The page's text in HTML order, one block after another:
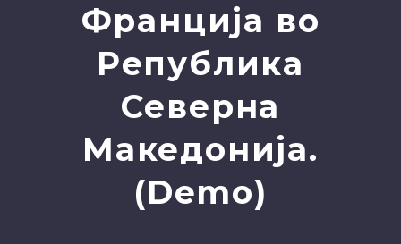
Франција во
Република
Северна
Македонија.
(Demo)